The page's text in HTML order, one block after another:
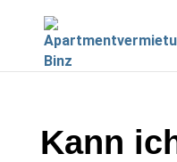
Kann